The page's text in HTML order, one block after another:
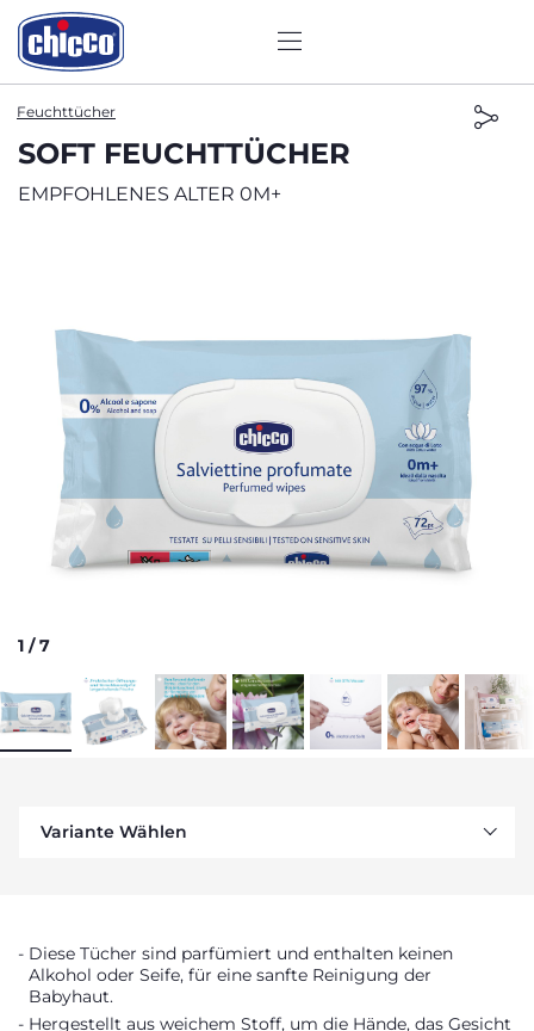
Feuchttücher
SOFT FEUCHTTÜCHER
EMPFOHLENES ALTER 0M+
1 /7
Variante Wählen
Diese Tücher sind parfümiert und enthalten keinen
Alkohol oder Seife, für eine sanfte Reinigung der
Babyhaut.
Hergestellt aus weichem Stoff, um die Hände, das Gesicht